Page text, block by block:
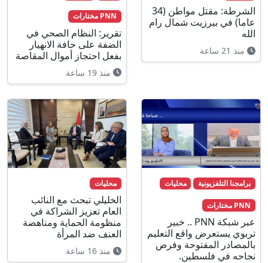
الشرطة: مقتل مواطن (34
عاما) في بيرزيت شمال رام
الله
منذ 21 ساعة
PNN مختارات
تقرير: النظام الصحي في
الضفة على حافة الانهيار
بفعل احتجاز أموال المقاصة
منذ 19 ساعة
برامجنا التلفزيونية محليات
PNN مختارات
عبر شبكة PNN .. خبير
تربوي يستعرض واقع التعليم
بالمصادر المفتوحة وفرص
نجاحه في فلسطين.
محليات
الخليلي تبحث مع النائب
العام تعزيز الشراكة في
منظومة الحماية ومناهضة
العنف ضد المرأة
منذ 16 ساعة